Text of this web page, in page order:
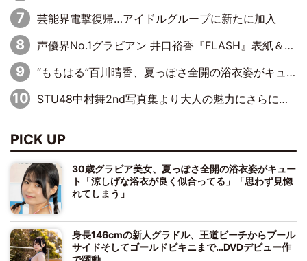
芸能界電撃復帰…アイドルグループに新たに加入
声優界No.1グラビアン 井口裕香『FLASH』表紙＆巻頭を飾る
“ももはる”百川晴香、夏っぽさ全開の浴衣姿がキュート「とても似合ってる」「爽やかで良い」「袖をギュッとしてるのが最高」
STU48中村舞2nd写真集より大人の魅力にさらに磨きがかかった新先行カット到着
PICK UP
30歳グラビア美女、夏っぽさ全開の浴衣姿がキュー
ト「涼しげな浴衣が良く似合ってる」「思わず見惚
れてしまう」
身長146cmの新人グラドル、王道ビーチからプール
サイドそしてゴールドビキニまで…DVDデビュー作